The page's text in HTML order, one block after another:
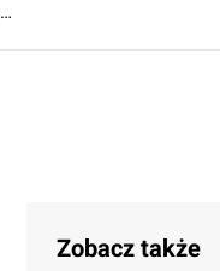
Deutsch-Polnisches Tirocinium, oder Lehrbuch für Anfänger in der polnischen Sprache, [...] Zweyte, verbesserte Auflage.
Zobacz także